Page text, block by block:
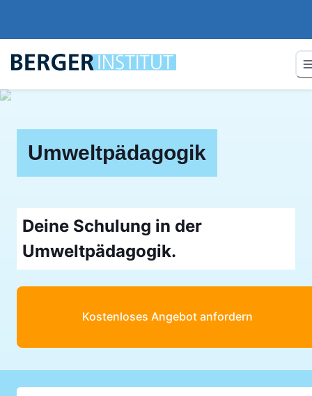
Umweltpädagogik
Deine Schulung in der
Umweltpädagogik.
Kostenloses Angebot anfordern